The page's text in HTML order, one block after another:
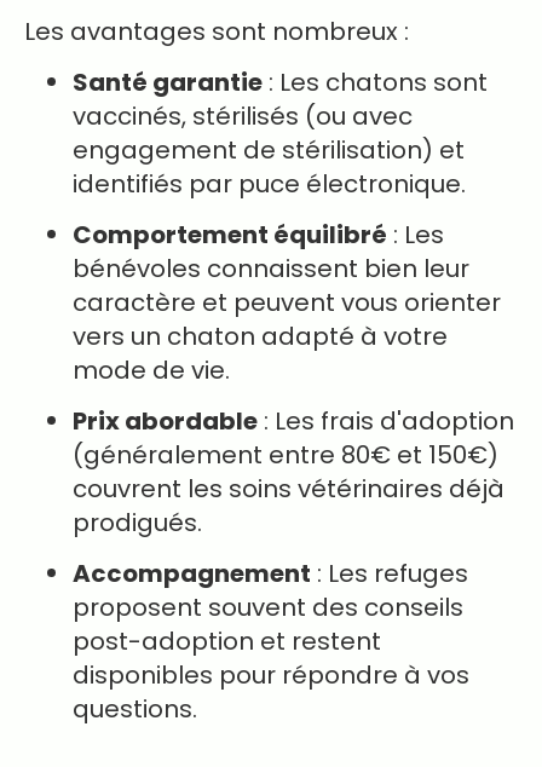
Les avantages sont nombreux :
Santé garantie : Les chatons sont
vaccinés, stérilisés (ou avec
engagement de stérilisation) et
identifiés par puce électronique.
Comportement équilibré : Les
bénévoles connaissent bien leur
caractère et peuvent vous orienter
vers un chaton adapté à votre
mode de vie.
Prix abordable : Les frais d'adoption
(généralement entre 80€ et 150€)
couvrent les soins vétérinaires déjà
prodigués.
Accompagnement : Les refuges
proposent souvent des conseils
post-adoption et restent
disponibles pour répondre à vos
questions.